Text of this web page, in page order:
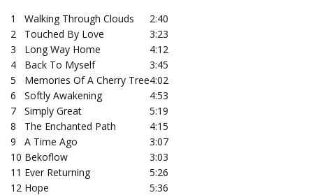
1 Walking Through Clouds
2:40
2
Touched By Love
3:23
3
Long Way Home
4:12
4
Back To Myself
3:45
5
Memories Of A Cherry Tree4:02
6
Softly Awakening
4:53
7
Simply Great
5:19
8
The Enchanted Path
4:15
9
A Time Ago
3:07
10 Bekoflow
3:03
11 Ever Returning
5:26
12 Hope
5:36